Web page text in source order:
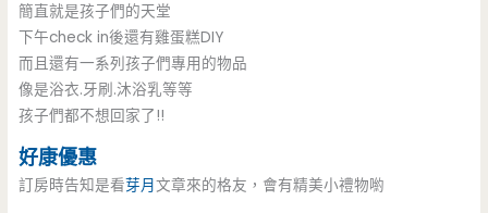
簡直就是孩子們的天堂
下午check in後還有雞蛋糕DIY
而且還有一系列孩子們專用的物品
像是浴衣.牙刷.沐浴乳等等
孩子們都不想回家了!!
好康優惠
訂房時告知是看芽月文章來的格友，會有精美小禮物喲